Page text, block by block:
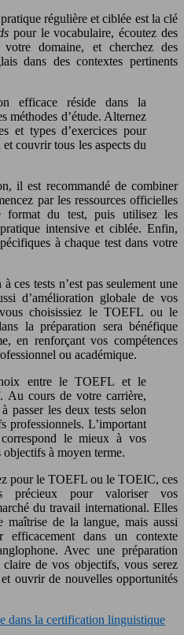
régulière et ciblée est la clé
pour le vocabulaire, écoutez des
domaine, et cherchez des
dans des contextes pertinents
efficace réside dans la
méthodes d’étude. Alternez
et types d’exercices pour
couvrir tous les aspects du
il est recommandé de combiner
par les ressources officielles
format du test, puis utilisez les
intensive et ciblée. Enfin,
à chaque test dans votre
ces tests n’est pas seulement une
d’amélioration globale de vos
choisissiez le TOEFL ou le
la préparation sera bénéfique
en renforçant vos compétences
ou académique.
entre le TOEFL et le
Au cours de votre carrière,
passer les deux tests selon
professionnels. L’important
le mieux à vos
à moyen terme.
pour le TOEFL ou le TOEIC, ces
précieux pour valoriser vos
du travail international. Elles
maîtrise de la langue, mais aussi
efficacement dans un contexte
Avec une préparation
de vos objectifs, vous serez
ouvrir de nouvelles opportunités
dans la certification linguistique